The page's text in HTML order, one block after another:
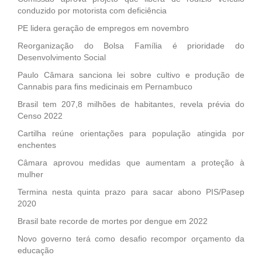
conduzido por motorista com deficiência
PE lidera geração de empregos em novembro
Reorganização do Bolsa Família é prioridade do
Desenvolvimento Social
Paulo Câmara sanciona lei sobre cultivo e produção de
Cannabis para fins medicinais em Pernambuco
Brasil tem 207,8 milhões de habitantes, revela prévia do
Censo 2022
Cartilha reúne orientações para população atingida por
enchentes
Câmara aprovou medidas que aumentam a proteção à
mulher
Termina nesta quinta prazo para sacar abono PIS/Pasep
2020
Brasil bate recorde de mortes por dengue em 2022
Novo governo terá como desafio recompor orçamento da
educação